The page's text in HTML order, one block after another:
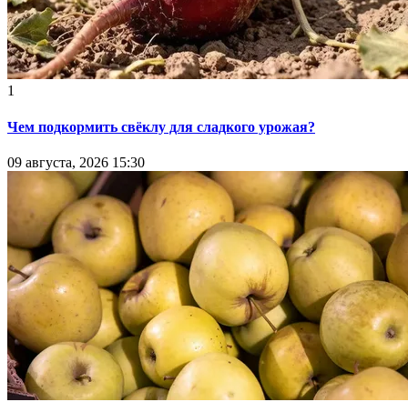
1
Чем подкормить свёклу для сладкого урожая?
09 августа, 2026 15:30